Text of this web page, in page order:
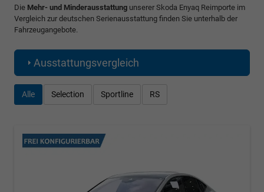
Die Mehr- und Minderausstattung unserer Skoda Enyaq Reimporte im
Vergleich zur deutschen Serienausstattung finden Sie unterhalb der
Fahrzeugangebote.
Ausstattungsvergleich
Alle Selection Sportline RS